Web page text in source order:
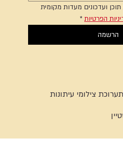
אני מאשר.ת קבלת תוכן ועדכונים מעדות מקומית
הפרטיות *
הרשמה
צילומי עיתונות